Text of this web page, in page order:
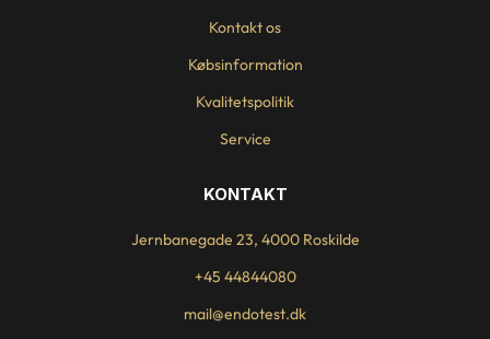
Kontakt os
Købsinformation
Kvalitetspolitik
Service
KONTAKT
Jernbanegade 23, 4000 Roskilde
+45 44844080
mail@endotest.dk